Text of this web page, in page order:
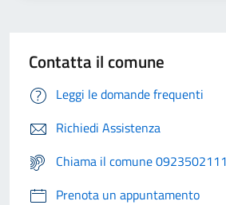
Contatta il comune
Leggi le domande frequenti
Richiedi Assistenza
Chiama il comune 0923502111
Prenota un appuntamento